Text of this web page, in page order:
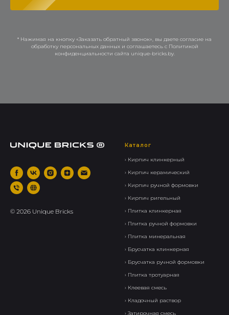
* Нажимая на кнопку «Заказать обратный звонок», вы даете согласие на
обработку персональных данных и соглашаетесь c Политикой
конфиденциальности сайта unique-bricks.by.
© 2026 Unique Bricks
Каталог
› Кирпич клинкерный
› Кирпич керамический
› Кирпич ручной формовки
› Кирпич ригельный
› Плитка клинкерная
› Плитка ручной формовки
› Плитка минеральная
› Брусчатка клинкерная
› Брусчатка ручной формовки
› Плитка тротуарная
› Клеевая смесь
› Кладочный раствор
› Затирочная смесь